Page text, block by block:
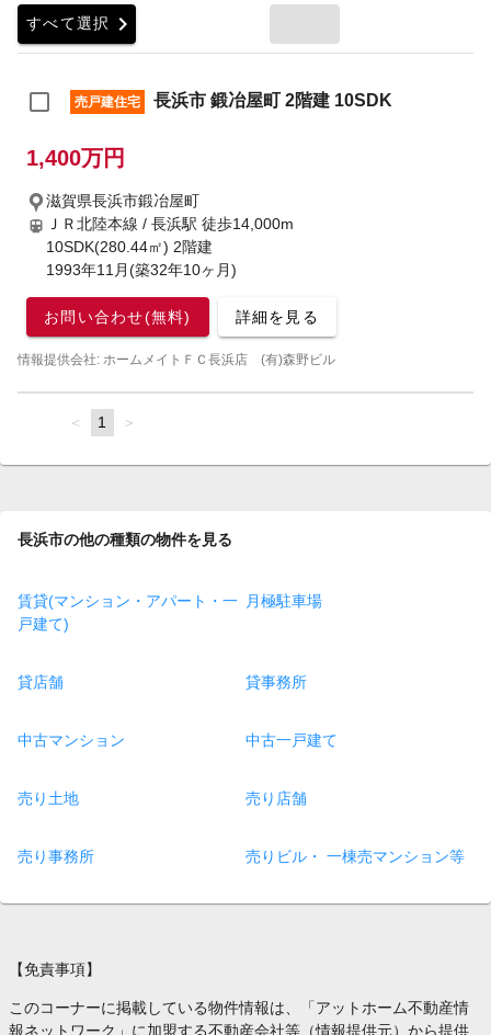
すべて選択 chevron_right
売戸建住宅 長浜市 鍛冶屋町 2階建 10SDK
1,400万円
滋賀県長浜市鍛冶屋町
ＪＲ北陸本線 / 長浜駅 徒歩14,000m
10SDK(280.44㎡) 2階建
1993年11月(築32年10ヶ月)
お問い合わせ(無料) 詳細を見る
情報提供会社: ホームメイトＦＣ長浜店 (有)森野ビル
page
You're
page
1 page
長浜市の他の種類の物件を見る
賃貸(マンション・アパート・一
戸建て)
月極駐車場
貸店舗 貸事務所
中古マンション 中古一戸建て
売り土地 売り店舗
売り事務所 売りビル・ 一棟売マンション等
【免責事項】
このコーナーに掲載している物件情報は、「アットホーム不動産情
報ネットワーク」に加盟する不動産会社等（情報提供元）から提供